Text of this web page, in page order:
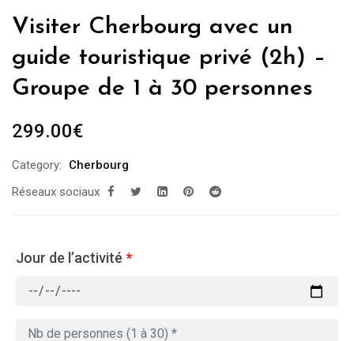
Visiter Cherbourg avec un
guide touristique privé (2h) –
Groupe de 1 à 30 personnes
299.00€
Category:
Cherbourg
Réseaux sociaux
Jour de l’activité *